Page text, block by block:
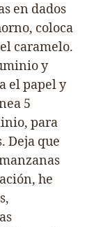
en dados
coloca
caramelo.
y
el papel y
5
para
Deja que
he